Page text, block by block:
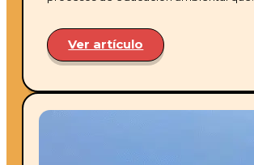
Ver artículo